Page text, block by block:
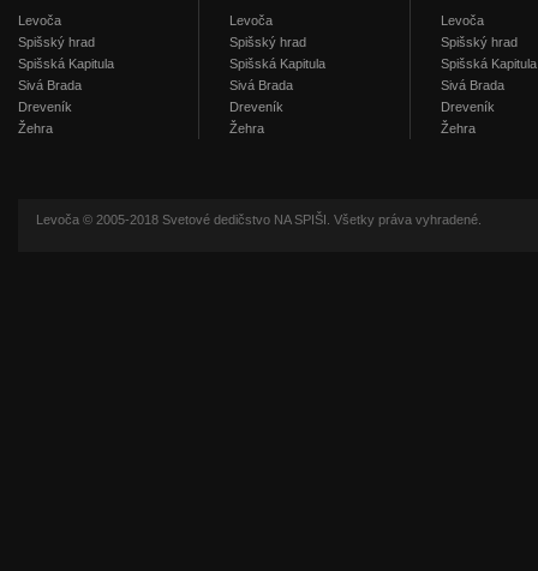
Levoča
Spišský hrad
Spišská Kapitula
Sivá Brada
Dreveník
Žehra
Levoča
Spišský hrad
Spišská Kapitula
Sivá Brada
Dreveník
Žehra
Levoča
Spišský hrad
Spišská Kapitula
Sivá Brada
Dreveník
Žehra
Levoča © 2005-2018 Svetové dedičstvo NA SPIŠI. Všetky práva vyhradené.